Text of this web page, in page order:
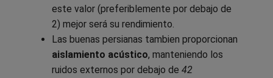
este valor (preferiblemente por debajo de
2) mejor será su rendimiento.
Las buenas persianas tambien proporcionan
aislamiento acústico, manteniendo los
ruidos externos por debajo de 42